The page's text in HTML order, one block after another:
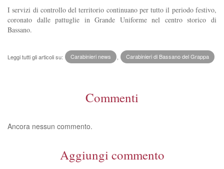
I servizi di controllo del territorio continuano per tutto il periodo festivo,
coronato dalle pattuglie in Grande Uniforme nel centro storico di
Bassano.
Leggi tutti gli articoli su: Carabinieri news Carabinieri di Bassano del Grappa
Commenti
Ancora nessun commento.
Aggiungi commento